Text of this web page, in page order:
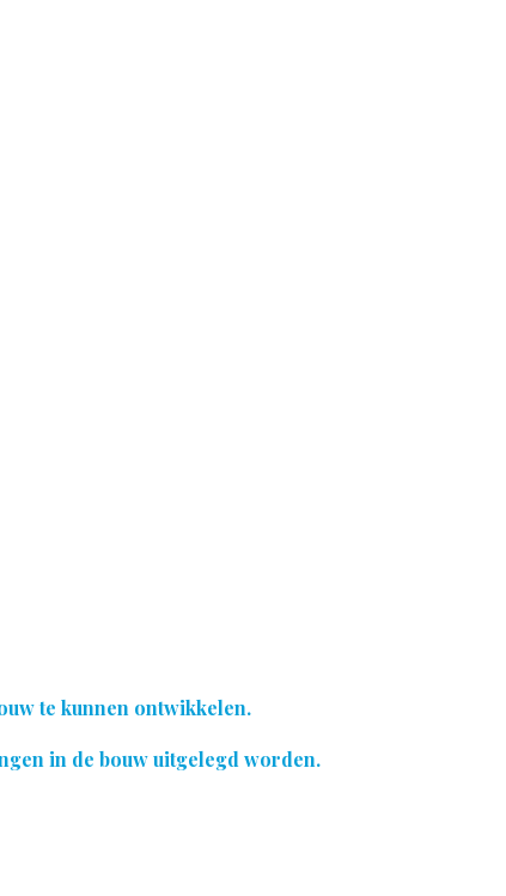
te kunnen ontwikkelen.
in de bouw uitgelegd worden.